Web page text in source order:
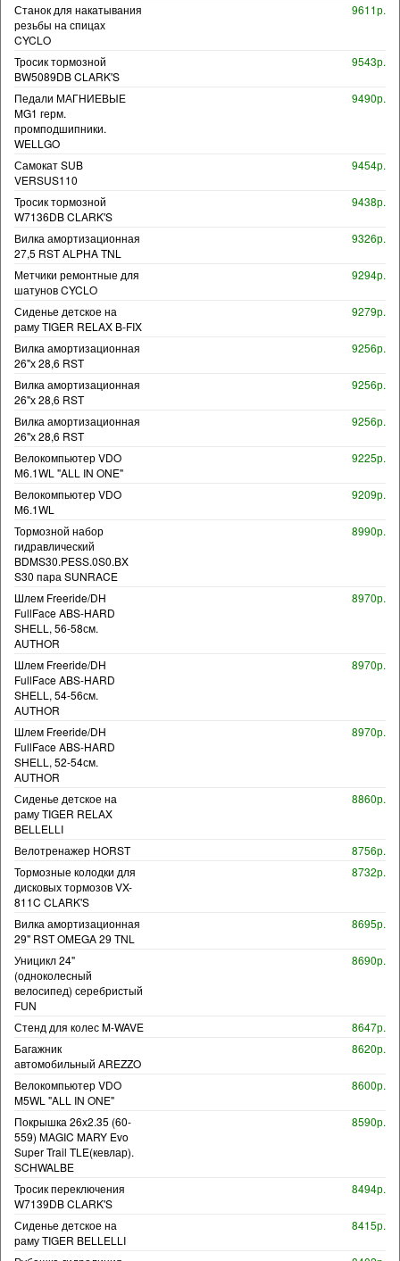
Станок для накатывания
резьбы на спицах
CYCLO
9611р.
Тросик тормозной
BW5089DB CLARK'S
9543р.
Педали МАГНИЕВЫЕ
MG1 герм.
промподшипники.
WELLGO
9490р.
Самокат SUB
VERSUS110
9454р.
Тросик тормозной
W7136DB CLARK'S
9438р.
Вилка амортизационная
27,5 RST ALPHA TNL
9326р.
Метчики ремонтные для
шатунов CYCLO
9294р.
Сиденье детское на
раму TIGER RELAX B-FIX
9279р.
Вилка амортизационная
26"х 28,6 RST
9256р.
Вилка амортизационная
26"х 28,6 RST
9256р.
Вилка амортизационная
26"х 28,6 RST
9256р.
Велокомпьютер VDO
M6.1WL "ALL IN ONE"
9225р.
Велокомпьютер VDO
M6.1WL
9209р.
Тормозной набор
гидравлический
BDMS30.PESS.0S0.BX
S30 пара SUNRACE
8990р.
Шлем Freeride/DH
FullFace ABS-HARD
SHELL, 56-58см.
AUTHOR
8970р.
Шлем Freeride/DH
FullFace ABS-HARD
SHELL, 54-56см.
AUTHOR
8970р.
Шлем Freeride/DH
FullFace ABS-HARD
SHELL, 52-54см.
AUTHOR
8970р.
Сиденье детское на
раму TIGER RELAX
BELLELLI
8860р.
Велотренажер HORST
8756р.
Тормозные колодки для
дисковых тормозов VX-
811C CLARK'S
8732р.
Вилка амортизационная
29" RST OMEGA 29 TNL
8695р.
Уницикл 24"
(одноколесный
велосипед) серебристый
FUN
8690р.
Стенд для колес M-WAVE
8647р.
Багажник
автомобильный AREZZO
8620р.
Велокомпьютер VDO
M5WL "ALL IN ONE"
8600р.
Покрышка 26x2.35 (60-
559) MAGIC MARY Evo
Super Trail TLE(кевлар).
SCHWALBE
8590р.
Тросик переключения
W7139DB CLARK'S
8494р.
Сиденье детское на
раму TIGER BELLELLI
8415р.